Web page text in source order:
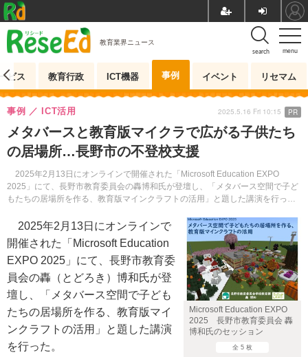
menu
search
教育業界ニュース
ビス 教育行政 ICT機器 事例 イベント リセマム
メタバースと教育版マイクラで広がる子供たち
の居場所…長野市の不登校支援
2025年2月13日にオンラインで開催された「Microsoft Education EXPO
2025」にて、長野市教育委員会の轟博和氏が登壇し、「メタバース空間で子ど
もたちの居場所を作る、教育版マインクラフトの活用」と題した講演を行っ
事例 ICT活用 2025.5.16 Fri 10:15 PR
Microsoft Education EXPO
2025 長野市教育委員会 轟
博和氏のセッション
全 5 枚
2025年2月13日にオンラインで
開催された「Microsoft Education
EXPO 2025」にて、長野市教育委
員会の轟（とどろき）博和氏が登
壇し、「メタバース空間で子ども
たちの居場所を作る、教育版マイ
ンクラフトの活用」と題した講演
を行った。